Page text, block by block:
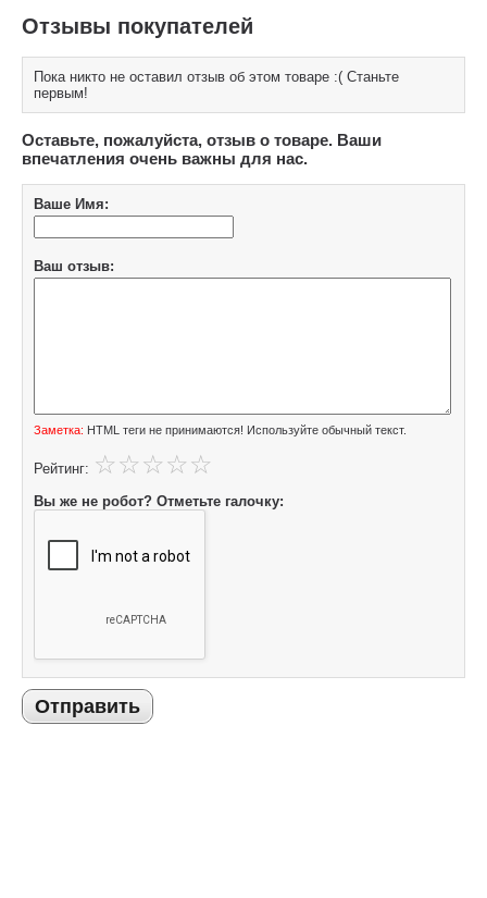
Отзывы покупателей
Пока никто не оставил отзыв об этом товаре :( Станьте
первым!
Оставьте, пожалуйста, отзыв о товаре. Ваши
впечатления очень важны для нас.
Ваше Имя:
Ваш отзыв:
Заметка: HTML теги не принимаются! Используйте обычный текст.
Рейтинг:
Вы же не робот? Отметьте галочку:
Отправить